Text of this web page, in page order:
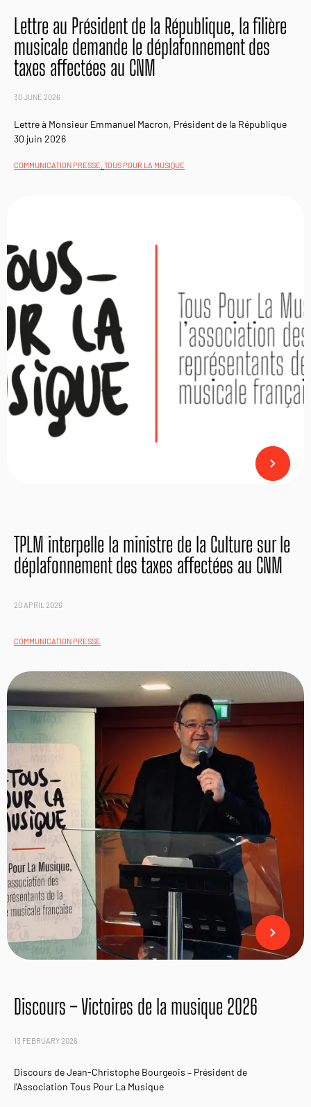
Lettre au Président de la République, la filière
musicale demande le déplafonnement des
taxes affectées au CNM
30 JUNE 2026
Lettre à Monsieur Emmanuel Macron, Président de la République
30 juin 2026
COMMUNICATION PRESSE, TOUS POUR LA MUSIQUE
TPLM interpelle la ministre de la Culture sur le
déplafonnement des taxes affectées au CNM
20 APRIL 2026
COMMUNICATION PRESSE
Discours – Victoires de la musique 2026
13 FEBRUARY 2026
Discours de Jean-Christophe Bourgeois – Président de
l’Association Tous Pour La Musique